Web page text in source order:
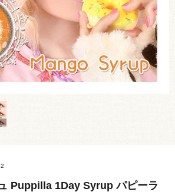
Puppilla 1Day Syrup パピーラ